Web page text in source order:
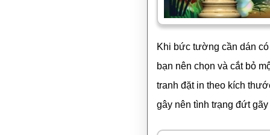
Khi bức tường cần dán
bạn nên chọn và cắt bỏ
tranh đặt in theo kích
gây nên tình trạng đứt